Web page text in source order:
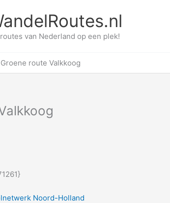
van Nederland op een plek!
Groene route Valkkoog
Noord-Holland